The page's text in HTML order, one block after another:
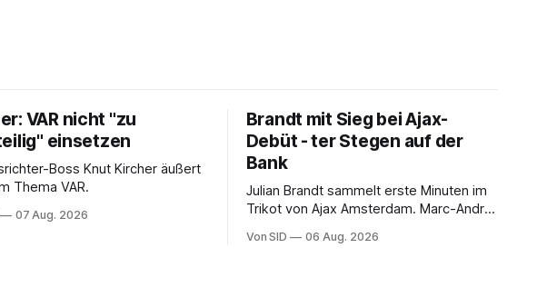
VAR nicht "zu
einsetzen
Boss Knut Kircher äußert
Thema VAR.
07 Aug. 2026
Brandt mit Sieg bei Ajax-
Debüt - ter Stegen auf der
Bank
Julian Brandt sammelt erste Minuten im
Trikot von Ajax Amsterdam. Marc-André
Von SID 06 Aug. 2026